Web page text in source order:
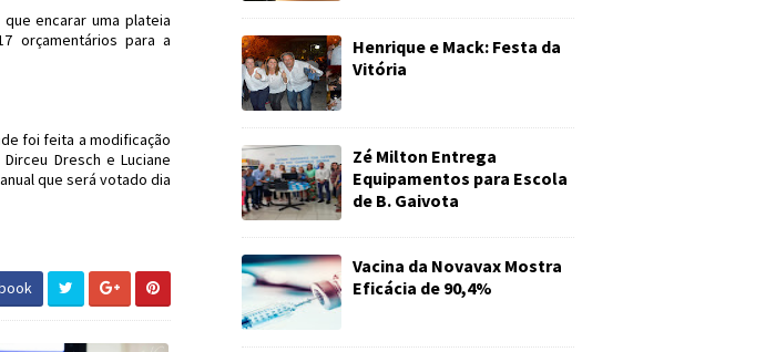
encarar uma plateia
orçamentários para a
foi feita a modificação
Dresch e Luciane
que será votado dia
Henrique e Mack: Festa da
Vitória
Zé Milton Entrega
Equipamentos para Escola
de B. Gaivota
Vacina da Novavax Mostra
Eficácia de 90,4%